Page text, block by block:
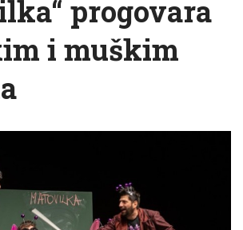
progovara
i muškim